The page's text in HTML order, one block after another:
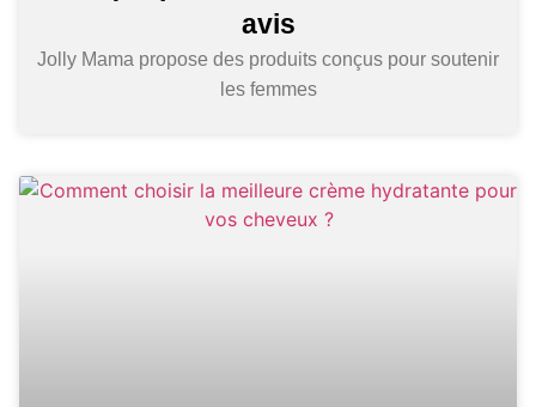
avis
Jolly Mama propose des produits conçus pour soutenir
les femmes